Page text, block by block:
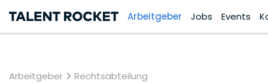
Arbeitgeber Jobs Events
Arbeitgeber Rechtsabteilung